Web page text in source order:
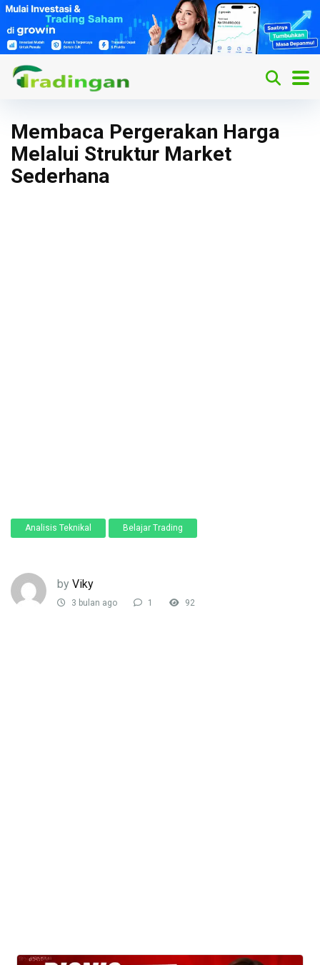
Membaca Pergerakan Harga
Melalui Struktur Market
Sederhana
Analisis Teknikal Belajar Trading
by Viky
3 bulan ago 1 92